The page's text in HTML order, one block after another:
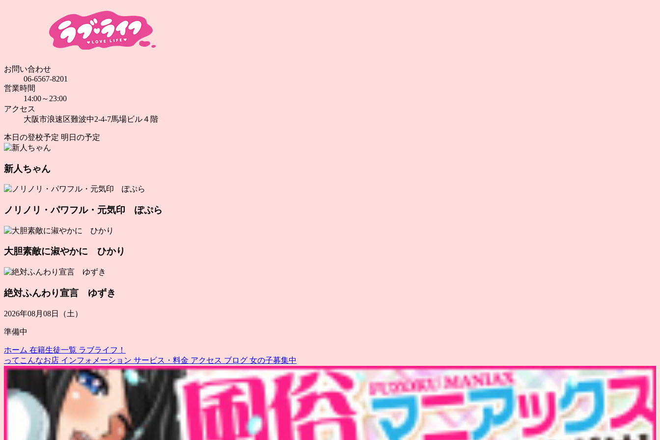
お問い合わせ
06-6567-8201
営業時間
14:00～23:00
アクセス
大阪市浪速区難波中2-4-7馬場ビル４階
本日の登校予定 明日の予定
新人ちゃん
ノリノリ・パワフル・元気印 ぽぷら
大胆素敵に淑やかに ひかり
絶対ふんわり宣言 ゆずき
2026年08月08日（土）
準備中
ホーム 在籍生徒一覧 ラブライフ！
ってこんなお店 インフォメーション サービス・料金 アクセス ブログ 女の子募集中